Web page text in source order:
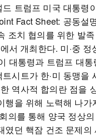
트럼프 미국 대통령
Fact Sheet: 공동설
조치 협의를 위한 발
서 개최한다. 미·중 정
대통령과 트럼프 대통
시트가 한·미 동맹을
역사적 합의란 점을
행을 위해 노력해 나가
의를 통해 양국 정상
였던 핵잠 건조 문제의